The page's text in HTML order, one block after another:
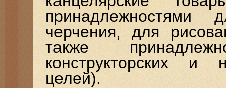
черчения, для
также
конструкторских и
целей).